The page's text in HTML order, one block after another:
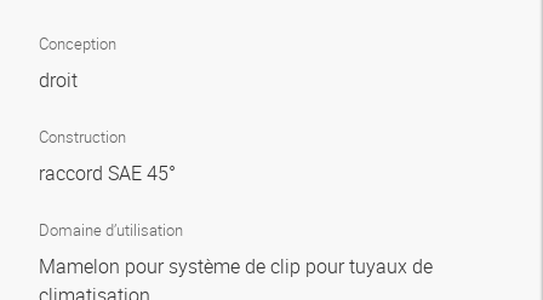
Conception
droit
Construction
raccord SAE 45°
Domaine d’utilisation
Mamelon pour système de clip pour tuyaux de